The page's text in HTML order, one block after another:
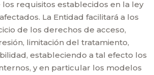
requisitos establecidos en la ley
La Entidad facilitará a los
de los derechos de acceso,
limitación del tratamiento,
estableciendo a tal efecto los
y en particular los modelos